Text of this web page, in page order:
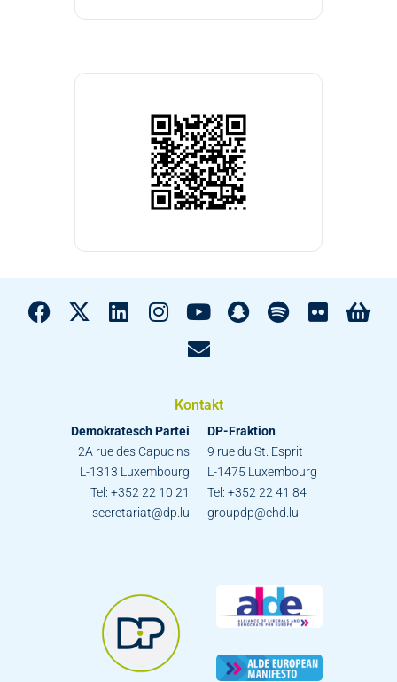
Kontakt
Demokratesch Partei
2A rue des Capucins
L-1313 Luxembourg
Tel: +352 22 10 21
secretariat@dp.lu
DP-Fraktion
9 rue du St. Esprit
L-1475 Luxembourg
Tel: +352 22 41 84
groupdp@chd.lu